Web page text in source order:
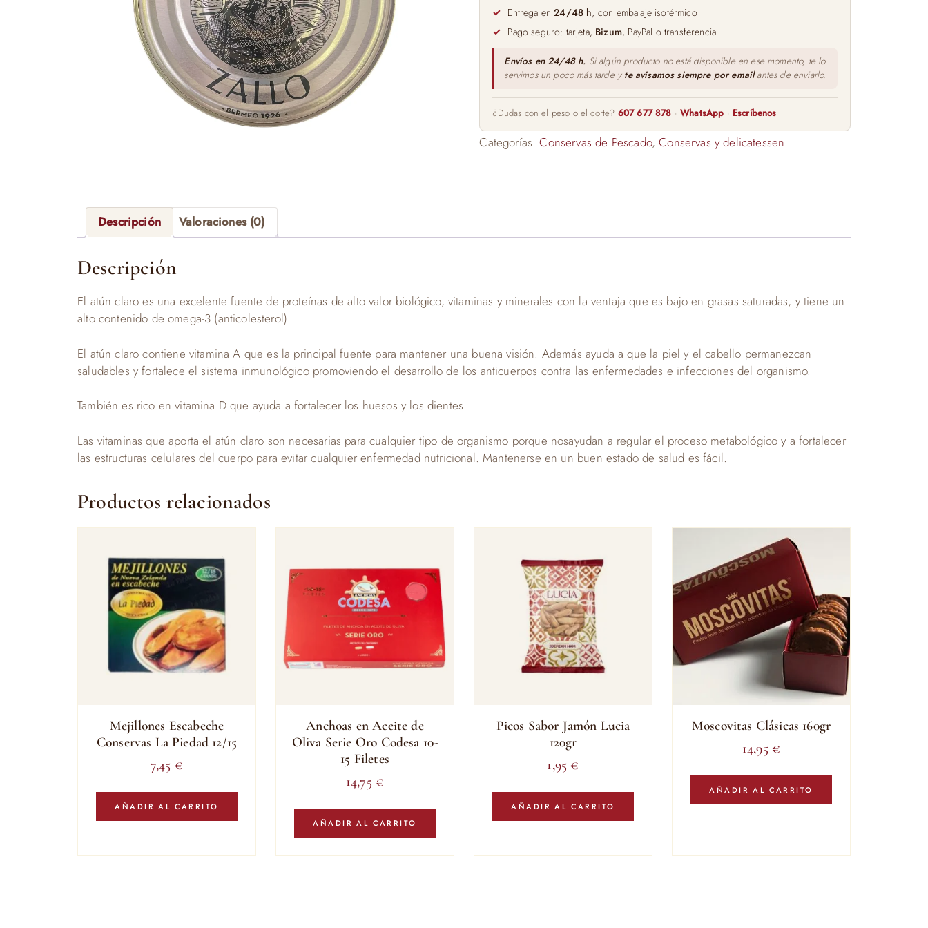
Girasol
cantidad
Entrega en24/48 h, con embalaje isotérmico
Pago seguro: tarjeta, Bizum, PayPal o transferencia
Envíos en 24/48 h. Si algún producto no está disponible en ese momento, te lo
servimos un poco más tarde y te avisamos siempre por emailantes de enviarlo.
¿Dudas con el peso o el corte? 607 677 878 ·WhatsApp · Escríbenos
Categorías:Conservas de Pescado,Conservas y delicatessen
Descripción Valoraciones (0)
Descripción
El atún claro es una excelente fuente de proteí­nas de alto valor biológico, vitaminas y minerales con la ventaja que es bajo en grasas saturadas, y tiene un
alto contenido de omega-3 (anticolesterol).
El atún claro contiene vitamina A que es la principal fuente para mantener una buena visión. Además ayuda a que la piel y el cabello permanezcan
saludables y fortalece el sistema inmunológico promoviendo el desarrollo de los anticuerpos contra las enfermedades e infecciones del organismo.
También es rico en vitamina D que ayuda a fortalecer los huesos y los dientes.
Las vitaminas que aporta el atún claro son necesarias para cualquier tipo de organismo porque nosayudan a regular el proceso metabológico y a fortalecer
las estructuras celulares del cuerpo para evitar cualquier enfermedad nutricional. Mantenerse en un buen estado de salud es fácil.
Productos relacionados
Mejillones Escabeche
Conservas La Piedad 12/15
7,45 €
AÑADIR AL CARRITO
Anchoas en Aceite de
Oliva Serie Oro Codesa 10-
15 Filetes
14,75 €
AÑADIR AL CARRITO
Picos Sabor Jamón Lucia
120gr
1,95 €
AÑADIR AL CARRITO
Moscovitas Clásicas 160gr
14,95 €
AÑADIR AL CARRITO